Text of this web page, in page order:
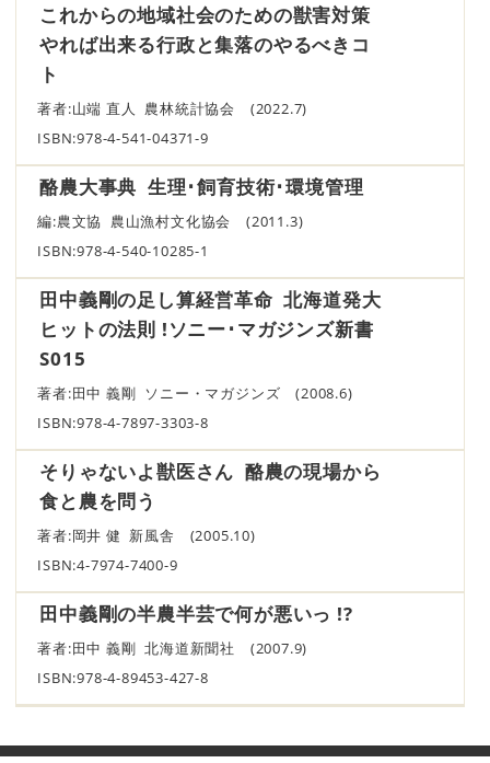
これからの地域社会のための獣害対策
やれば出来る行政と集落のやるべきコ
ト
著者:山端 直人 農林統計協会 (2022.7)
ISBN:978-4-541-04371-9
酪農大事典 生理･飼育技術･環境管理
編:農文協 農山漁村文化協会 (2011.3)
ISBN:978-4-540-10285-1
田中義剛の足し算経営革命 北海道発大
ヒットの法則 !ソニー･マガジンズ新書
S015
著者:田中 義剛 ソニー・マガジンズ (2008.6)
ISBN:978-4-7897-3303-8
そりゃないよ獣医さん 酪農の現場から
食と農を問う
著者:岡井 健 新風舎 (2005.10)
ISBN:4-7974-7400-9
田中義剛の半農半芸で何が悪いっ !?
著者:田中 義剛 北海道新聞社 (2007.9)
ISBN:978-4-89453-427-8